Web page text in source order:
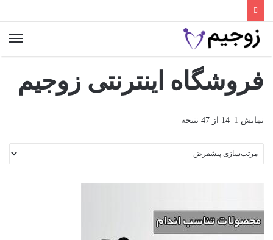
فروشگاه اینترنتی زوجیم
نمایش 1–14 از 47 نتیجه